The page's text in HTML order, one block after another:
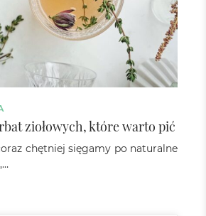
ziołowych, które warto pić
chętniej sięgamy po naturalne